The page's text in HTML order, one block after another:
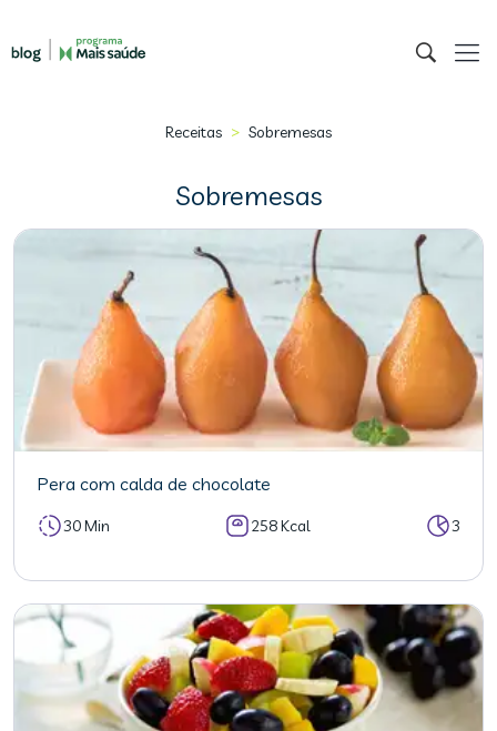
Receitas > Sobremesas
Sobremesas
Pera com calda de chocolate
30 Min 258 Kcal 3